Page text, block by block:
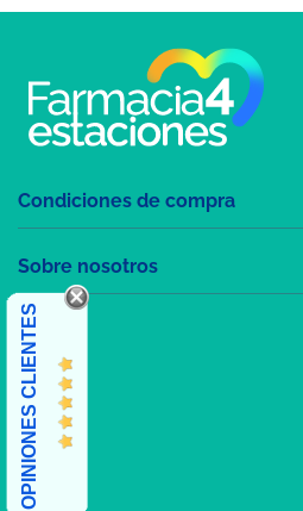
Condiciones de compra
Sobre nosotros
OPINIONES CLIENTES